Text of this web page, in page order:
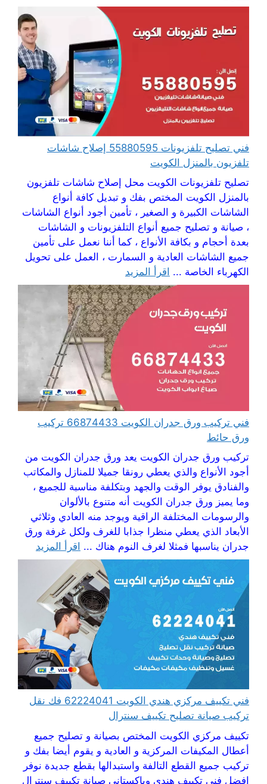
فني تصليح تلفزيونات 55880595 إصلاح شاشات
تلفزيون بالمنزل الكويت
تصليح تلفزيونات الكويت محل إصلاح شاشات تلفزيون
بالمنزل الكويت المختص بفك و تبديل كافة أنواع
الشاشات الكبيرة و الصغير ، تأمين أجود أنواع الشاشات
، صيانة و تصليح جميع أنواع التلفزيونات و الشاشات
بعدة أحجام و بكافة الأنواع ، كما أننا نعمل على تأمين
جميع الشاشات العادية و السمارت ، العمل على تحويل
الكهرباء الخاصة ... اقرأ المزيد
فني تركيب ورق جدران الكويت 66874433 تركيب
ورق حائط
تركيب ورق جدران الكويت يعد ورق جدران الكويت من
أجود الأنواع والذي يعطي رونقا جميلا للمنازل والمكاتب
والفنادق يوفر الوقت والجهد وبتكلفة مناسبة للجميع ،
وما يميز ورق جدران الكويت أنه متنوع بالألوان
والرسومات المختلفة الراقية ويوجد منه العادي وثلاثي
الأبعاد الذي يعطي منظرا جذابا للغرف ولكل غرفة ورق
جدران يناسبها فمثلا لغرف النوم هناك ... اقرأ المزيد
فني تكييف مركزي هندي الكويت 62224041 فك نقل
تركيب صيانة تصليح تكييف سنترال
تكييف مركزي الكويت المختص بصيانة و تصليح جميع
أعطال المكيفات المركزية و العادية و يقوم أيضا بفك و
تركيب جميع القطع التالفة واستبدالها بقطع جديدة نوفر
افضل فني تكييف هندي وباكستاني صيانة تكييف سنترال